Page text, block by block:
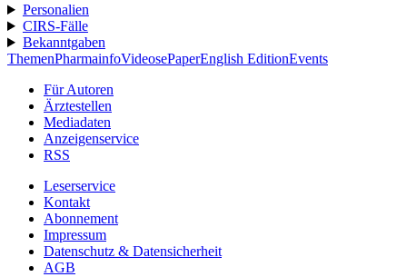
Personalien
CIRS-Fälle
Bekanntgaben
ThemenPharmainfoVideosePaperEnglish EditionEvents
Für Autoren
Ärztestellen
Mediadaten
Anzeigenservice
RSS
Leserservice
Kontakt
Abonnement
Impressum
Datenschutz & Datensicherheit
AGB